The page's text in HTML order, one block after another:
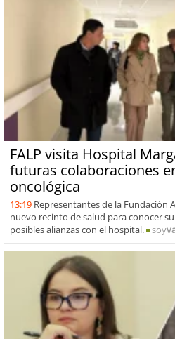
FALP visita Hospital
futuras colaboraciones
oncológica
13:19 Representantes de la Fundación
nuevo recinto de salud para conocer
posibles alianzas con el hospital.
soy